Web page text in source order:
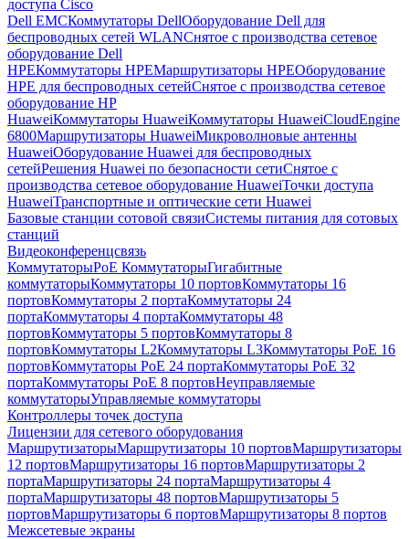
доступа Cisco
Dell EMCКоммутаторы DellОборудование Dell для
беспроводных сетей WLANСнятое с производства сетевое
оборудование Dell
HPEКоммутаторы HPEМаршрутизаторы HPEОборудование
HPE для беспроводных сетейСнятое с производства сетевое
оборудование HP
HuaweiКоммутаторы HuaweiКоммутаторы HuaweiCloudEngine
6800Маршрутизаторы HuaweiМикроволновые антенны
HuaweiОборудование Huawei для беспроводных
сетейРешения Huawei по безопасности сетиСнятое с
производства сетевое оборудование HuaweiТочки доступа
HuaweiТранспортные и оптические сети Huawei
Базовые станции сотовой связиСистемы питания для сотовых
станций
Видеоконференцсвязь
КоммутаторыPoE КоммутаторыГигабитные
коммутаторыКоммутаторы 10 портовКоммутаторы 16
портовКоммутаторы 2 портаКоммутаторы 24
портаКоммутаторы 4 портаКоммутаторы 48
портовКоммутаторы 5 портовКоммутаторы 8
портовКоммутаторы L2Коммутаторы L3Коммутаторы PoE 16
портовКоммутаторы PoE 24 портаКоммутаторы PoE 32
портаКоммутаторы PoE 8 портовНеуправляемые
коммутаторыУправляемые коммутаторы
Контроллеры точек доступа
Лицензии для сетевого оборудования
МаршрутизаторыМаршрутизаторы 10 портовМаршрутизаторы
12 портовМаршрутизаторы 16 портовМаршрутизаторы 2
портаМаршрутизаторы 24 портаМаршрутизаторы 4
портаМаршрутизаторы 48 портовМаршрутизаторы 5
портовМаршрутизаторы 6 портовМаршрутизаторы 8 портов
Межсетевые экраны